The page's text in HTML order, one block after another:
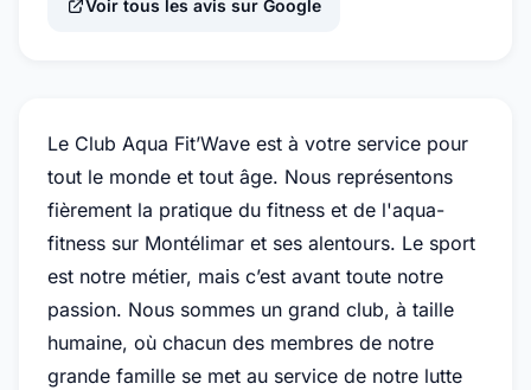
Voir tous les avis sur Google
Le Club Aqua Fit’Wave est à votre service pour
tout le monde et tout âge. Nous représentons
fièrement la pratique du fitness et de l'aqua-
fitness sur Montélimar et ses alentours. Le sport
est notre métier, mais c’est avant toute notre
passion. Nous sommes un grand club, à taille
humaine, où chacun des membres de notre
grande famille se met au service de notre lutte